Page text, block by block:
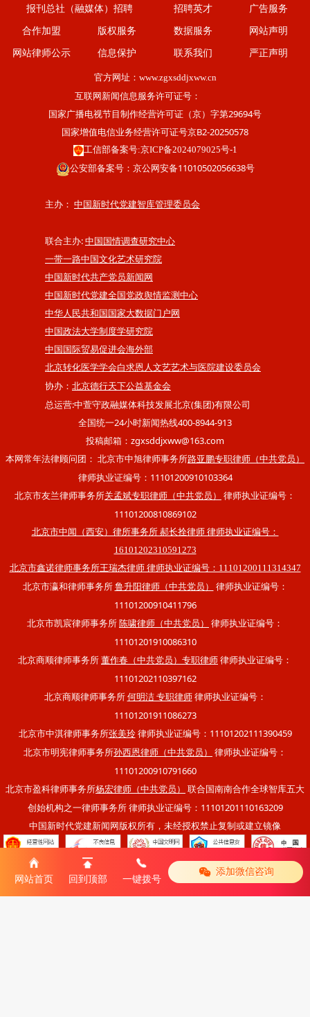
报刊总社（融媒体）招聘 招聘英才 广告服务
合作加盟 版权服务 数据服务 网站声明
网站律师公示 信息保护 联系我们 严正声明
官方网址： www.zgxsddjxww.cn
互联网新闻信息服务许可证号：
国家广播电视节目制作经营许可证（京）字第29694号
国家增值电信业务经营许可证号京B2-20250578
工信部备案号:京ICP备2024079025号-1
公安部备案号：京公网安备11010502056638号
主办： 中国新时代党建智库管理委员会
联合主办: 中国国情调查研究中心
一带一路中国文化艺术研究院
中国新时代共产党员新闻网
中国新时代党建全国党政舆情监测中心
中华人民共和国国家大数据门户网
中国政法大学制度学研究院
中国国际贸易促进会海外部
北京转化医学学会白求恩人文艺艺术与医院建设委员会
协办： 北京德行天下公益基金会
总运营:中萱守政融媒体科技发展北京(集团)有限公司
全国统一24小时新闻热线400-8944-913
投稿邮箱：zgxsddjxww@163.com
本网常年法律顾问团： 北京市中旭律师事务所路亚鹏专职律师（中共党员）
律师执业证编号：11101200910103364
北京市友兰律师事务所关孟斌专职律师（中共党员）
律师执业证编号：
11101200810869102
北京市中闻（西安）律所事务所 郝长拴律师 律师执业证编号：
16101202310591273
北京市鑫诺律师事务所王瑞杰律师 律师执业证编号：11101200111314347
北京市瀛和律师事务所 鲁升阳律师（中共党员）
律师执业证编号：
11101200910411796
北京市凯宸律师事务所 陈啸律师（中共党员）
律师执业证编号：
11101201910086310
北京商顺律师事务所 董作春（中共党员）专职律师 律师执业证编号：
11101202110397162
北京商顺律师事务所 何明洁 专职律师律师执业证编号：
11101201911086273
北京市中淇律师事务所张美玲律师执业证编号：11101202111390459
北京市明宪律师事务所孙西恩律师（中共党员）
律师执业证编号：
11101200910791660
北京市盈科律师事务所杨宏律师（中共党员）
联合国南南合作全球智库五大
创始机构之一律师事务所 律师执业证编号：11101201110163209
中国新时代党建新闻网版权所有，未经授权禁止复制或建立镜像
移动版|电脑版
网站首页 回到顶部 一键拨号
添加微信咨询